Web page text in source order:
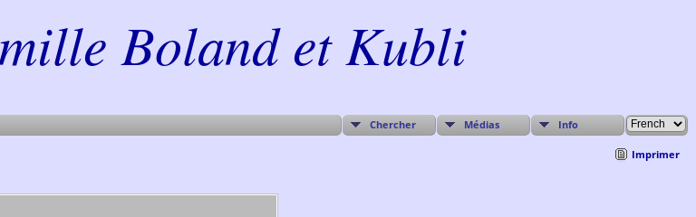
Boland et Kubli
Chercher Médias Info
Imprimer